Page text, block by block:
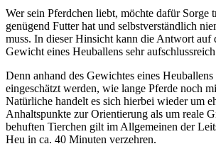
Wer sein Pferdchen liebt, möchte dafür Sorge
genügend Futter hat und selbstverständlich
muss. In dieser Hinsicht kann die Antwort auf
Gewicht eines Heuballens sehr
Denn anhand des Gewichtes eines
eingeschätzt werden, wie lange Pferde noch
Natürliche handelt es sich hierbei wieder um
Anhaltspunkte zur Orientierung als um reale
behuften Tierchen gilt im Allgemeinen der
Heu in ca. 40 Minuten verzehren.